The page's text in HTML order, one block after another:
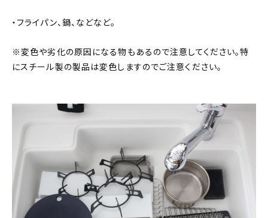
・フライパン、鍋、などなど。
※変色や劣化の原因になる物もあるので注意してください。特
にスチール製の製品は変色しますのでご注意ください。